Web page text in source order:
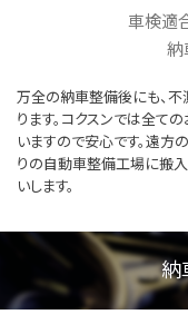
車検適
納
万全の納車整備後にも、
ります。コクスンでは全て
いますので安心です。遠方
りの自動車整備工場に搬
いします。
納